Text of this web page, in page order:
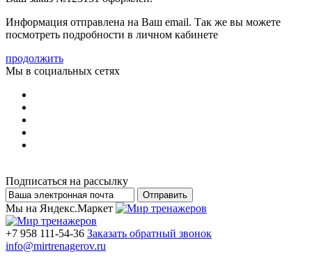
Информация отправлена на Ваш email. Так же вы можете
посмотреть подробности в личном кабинете
продолжить
Мы в социальных сетях
Подписаться на рассылку
Мы на Яндекс.Маркет
+7 958 111-54-36 Заказать обратный звонок
info@mirtrenagerov.ru